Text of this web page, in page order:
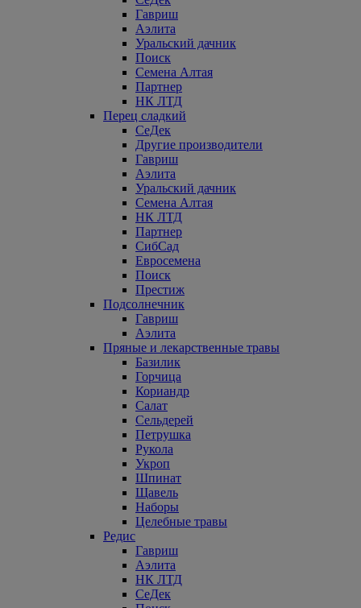
Гавриш
Аэлита
Уральский дачник
Поиск
Семена Алтая
Партнер
НК ЛТД
Перец сладкий
СеДек
Другие производители
Гавриш
Аэлита
Уральский дачник
Семена Алтая
НК ЛТД
Партнер
СибСад
Евросемена
Поиск
Престиж
Подсолнечник
Гавриш
Аэлита
Пряные и лекарственные травы
Базилик
Горчица
Кориандр
Салат
Сельдерей
Петрушка
Рукола
Укроп
Шпинат
Щавель
Наборы
Целебные травы
Редис
Гавриш
Аэлита
НК ЛТД
СеДек